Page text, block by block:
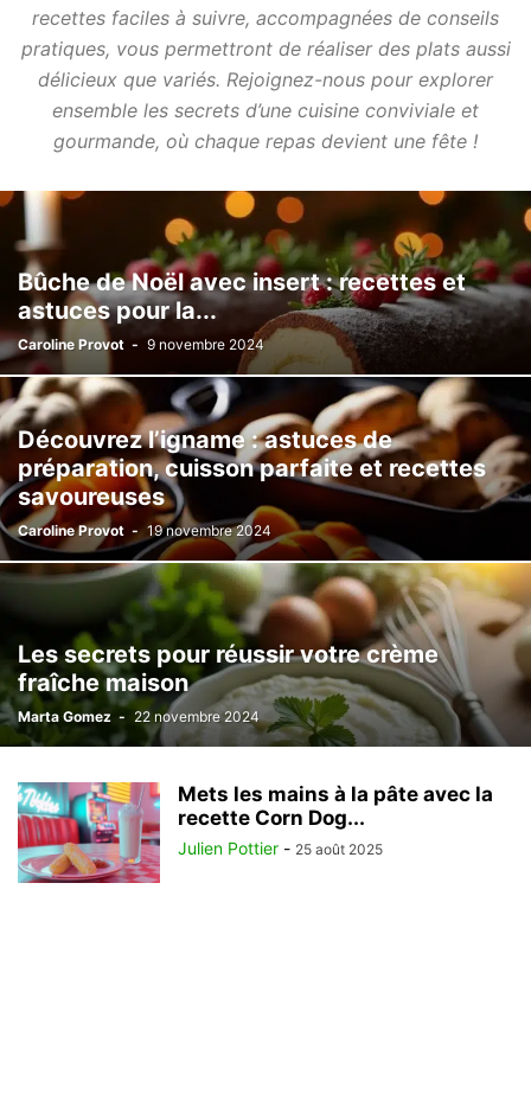
recettes faciles à suivre, accompagnées de conseils
pratiques, vous permettront de réaliser des plats aussi
délicieux que variés. Rejoignez-nous pour explorer
ensemble les secrets d’une cuisine conviviale et
gourmande, où chaque repas devient une fête !
Bûche de Noël avec insert : recettes et
astuces pour la...
Caroline Provot - 9 novembre 2024
Découvrez l’igname : astuces de
préparation, cuisson parfaite et recettes
savoureuses
Caroline Provot - 19 novembre 2024
Les secrets pour réussir votre crème
fraîche maison
Marta Gomez - 22 novembre 2024
Mets les mains à la pâte avec la
recette Corn Dog...
Julien Pottier - 25 août 2025